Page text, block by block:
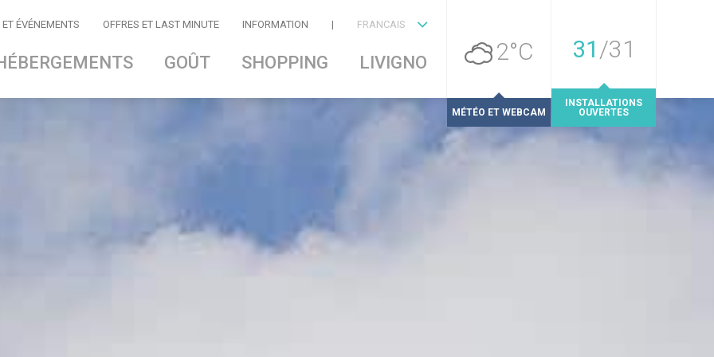
ÉVÉNEMENTS OFFRES ET LAST MINUTE INFORMATION | FRANCAIS
GOÛT SHOPPING LIVIGNO 2°C
MÉTÉO ET WEBCAM
31 /31
INSTALLATIONS
OUVERTES